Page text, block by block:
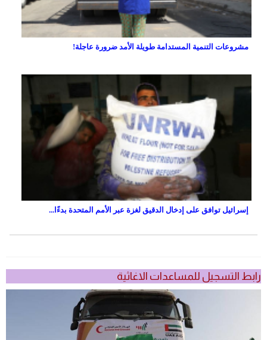
مشروعات التنمية المستدامة طويلة الأمد ضرورة عاجلة!
إسرائيل توافق على إدخال الدقيق لغزة عبر الأمم المتحدة بدءًا...
رابط التسجيل للمساعدات الاغاثية